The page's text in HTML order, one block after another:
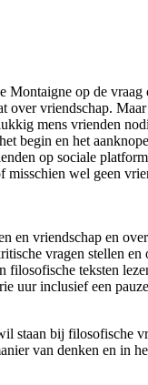
op de vraag
over vriendschap.
mens vrienden
begin en het
op sociale
wel geen
vriendschap en
vragen stellen
filosofische teksten
uur inclusief een
staan bij filosofische
van denken en in